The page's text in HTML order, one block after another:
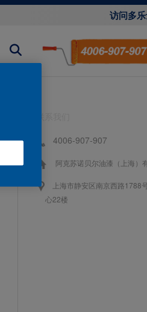
访问多
4006-907-907
阿克苏诺贝尔油漆（上海）
上海市静安区南京西路1788
心22楼